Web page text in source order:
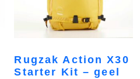
Rugzak Action X30
Starter Kit – geel